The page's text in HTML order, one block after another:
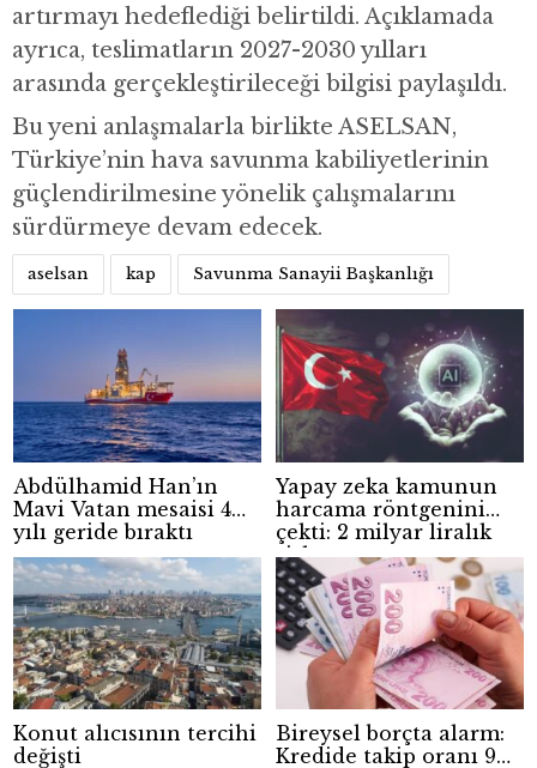
artırmayı hedeflediği belirtildi. Açıklamada
ayrıca, teslimatların 2027-2030 yılları
arasında gerçekleştirileceği bilgisi paylaşıldı.
Bu yeni anlaşmalarla birlikte ASELSAN,
Türkiye’nin hava savunma kabiliyetlerinin
güçlendirilmesine yönelik çalışmalarını
sürdürmeye devam edecek.
aselsan kap Savunma Sanayii Başkanlığı
Abdülhamid Han’ın
Mavi Vatan mesaisi 4
yılı geride bıraktı
Yapay zeka kamunun
harcama röntgenini
çekti: 2 milyar liralık
risk
Konut alıcısının tercihi
değişti
Bireysel borçta alarm:
Kredide takip oranı 9